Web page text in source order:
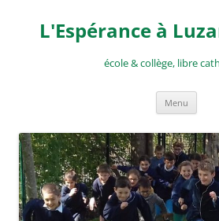
contenu
L'Espérance à
école & collège, libre
Menu